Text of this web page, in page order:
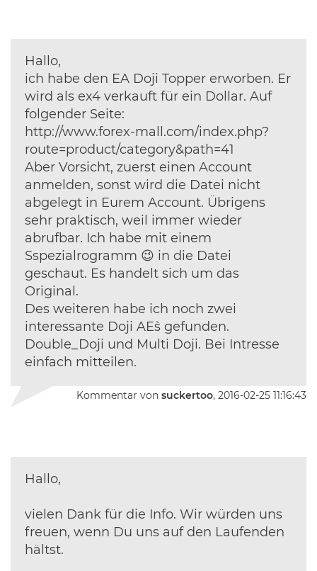
Hallo,
ich habe den EA Doji Topper erworben. Er
wird als ex4 verkauft für ein Dollar. Auf
folgender Seite:
http://www.forex-mall.com/index.php?
route=product/category&path=41
Aber Vorsicht, zuerst einen Account
anmelden, sonst wird die Datei nicht
abgelegt in Eurem Account. Übrigens
sehr praktisch, weil immer wieder
abrufbar. Ich habe mit einem
Sspezialrogramm 😉 in die Datei
geschaut. Es handelt sich um das
Original.
Des weiteren habe ich noch zwei
interessante Doji AE`s gefunden.
Double_Doji und Multi Doji. Bei Intresse
einfach mitteilen.
Kommentar von suckertoo, 2016-02-25 11:16:43
Hallo,
vielen Dank für die Info. Wir würden uns
freuen, wenn Du uns auf den Laufenden
hältst.